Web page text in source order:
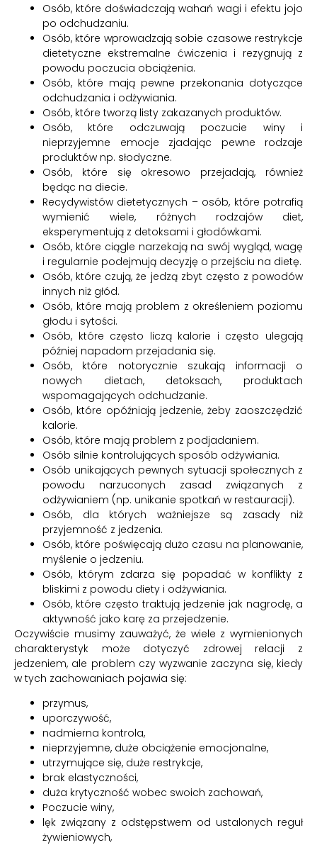
Osób, które doświadczają wahań wagi i efektu jojo
po odchudzaniu.
Osób, które wprowadzają sobie czasowe restrykcje
dietetyczne ekstremalne ćwiczenia i rezygnują z
powodu poczucia obciążenia.
Osób, które mają pewne przekonania dotyczące
odchudzania i odżywiania.
Osób, które tworzą listy zakazanych produktów.
Osób, które odczuwają poczucie winy i
nieprzyjemne emocje zjadając pewne rodzaje
produktów np. słodyczne.
Osób, które się okresowo przejadają, również
będąc na diecie.
Recydywistów dietetycznych – osób, które potrafią
wymienić wiele, różnych rodzajów diet,
eksperymentują z detoksami i głodówkami.
Osób, które ciągle narzekają na swój wygląd, wagę
i regularnie podejmują decyzję o przejściu na dietę.
Osób, które czują, że jedzą zbyt często z powodów
innych niż głód.
Osób, które mają problem z określeniem poziomu
głodu i sytości.
Osób, które często liczą kalorie i często ulegają
później napadom przejadania się.
Osób, które notorycznie szukają informacji o
nowych dietach, detoksach, produktach
wspomagających odchudzanie.
Osób, które opóźniają jedzenie, żeby zaoszczędzić
kalorie.
Osób, które mają problem z podjadaniem.
Osób silnie kontrolujących sposób odżywiania.
Osób unikających pewnych sytuacji społecznych z
powodu narzuconych zasad związanych z
odżywianiem (np. unikanie spotkań w restauracji).
Osób, dla których ważniejsze są zasady niż
przyjemność z jedzenia.
Osób, które poświęcają dużo czasu na planowanie,
myślenie o jedzeniu.
Osób, którym zdarza się popadać w konflikty z
bliskimi z powodu diety i odżywiania.
Osób, które często traktują jedzenie jak nagrodę, a
aktywność jako karę za przejedzenie.
Oczywiście musimy zauważyć, że wiele z wymienionych
charakterystyk może dotyczyć zdrowej relacji z
jedzeniem, ale problem czy wyzwanie zaczyna się, kiedy
w tych zachowaniach pojawia się:
przymus,
uporczywość,
nadmierna kontrola,
nieprzyjemne, duże obciążenie emocjonalne,
utrzymujące się, duże restrykcje,
brak elastyczności,
duża krytyczność wobec swoich zachowań,
Poczucie winy,
lęk związany z odstępstwem od ustalonych reguł
żywieniowych,